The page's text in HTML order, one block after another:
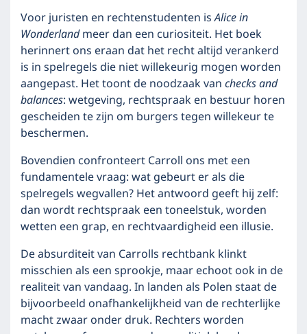
Voor juristen en rechtenstudenten isAlice in
Wonderlandmeer dan een curiositeit. Het boek
herinnert ons eraan dat het recht altijd verankerd
is in spelregels die niet willekeurig mogen worden
aangepast. Het toont de noodzaak vanchecks and
balances: wetgeving, rechtspraak en bestuur horen
gescheiden te zijn om burgers tegen willekeur te
beschermen.
Bovendien confronteert Carroll ons met een
fundamentele vraag: wat gebeurt er als die
spelregels wegvallen? Het antwoord geeft hij zelf:
dan wordt rechtspraak een toneelstuk, worden
wetten een grap, en rechtvaardigheid een illusie.
De absurditeit van Carrolls rechtbank klinkt
misschien als een sprookje, maar echoot ook in de
realiteit van vandaag. In landen als Polen staat de
bijvoorbeeld onafhankelijkheid van de rechterlijke
macht zwaar onder druk. Rechters worden